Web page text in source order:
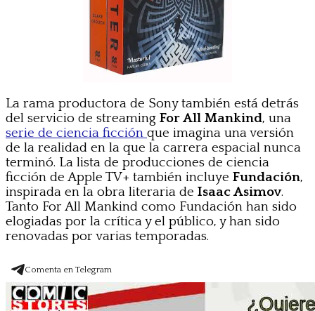
La rama productora de Sony también está detrás
del servicio de streaming For All Mankind, una
serie de ciencia ficción que imagina una versión
de la realidad en la que la carrera espacial nunca
terminó. La lista de producciones de ciencia
ficción de Apple TV+ también incluye Fundación,
inspirada en la obra literaria de Isaac Asimov.
Tanto For All Mankind como Fundación han sido
elogiadas por la crítica y el público, y han sido
renovadas por varias temporadas.
Comenta en Telegram